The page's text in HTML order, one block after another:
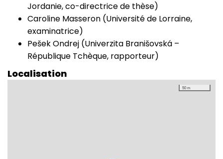
Jordanie, co-directrice de thèse)
Caroline Masseron (Université de Lorraine,
examinatrice)
Pešek Ondrej (Univerzita Branišovská –
République Tchèque, rapporteur)
Localisation
50 m